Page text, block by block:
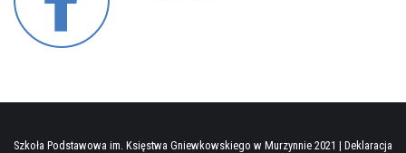
Szkoła Podstawowa im. Księstwa Gniewkowskiego w Murzynnie 2021 | Deklaracja